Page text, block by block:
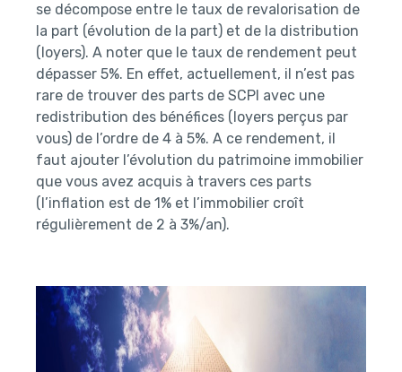
se décompose entre le taux de revalorisation de
la part (évolution de la part) et de la distribution
(loyers). A noter que le taux de rendement peut
dépasser 5%. En effet, actuellement, il n’est pas
rare de trouver des parts de SCPI avec une
redistribution des bénéfices (loyers perçus par
vous) de l’ordre de 4 à 5%. A ce rendement, il
faut ajouter l’évolution du patrimoine immobilier
que vous avez acquis à travers ces parts
(l’inflation est de 1% et l’immobilier croît
régulièrement de 2 à 3%/an).